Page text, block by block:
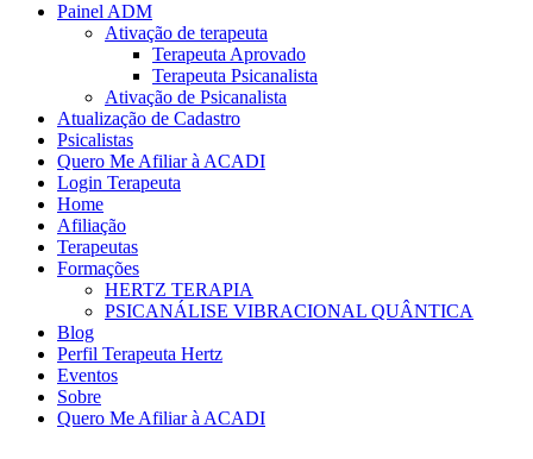
Painel ADM
Ativação de terapeuta
Terapeuta Aprovado
Terapeuta Psicanalista
Ativação de Psicanalista
Atualização de Cadastro
Psicalistas
Quero Me Afiliar à ACADI
Login Terapeuta
Home
Afiliação
Terapeutas
Formações
HERTZ TERAPIA
PSICANÁLISE VIBRACIONAL QUÂNTICA
Blog
Perfil Terapeuta Hertz
Eventos
Sobre
Quero Me Afiliar à ACADI